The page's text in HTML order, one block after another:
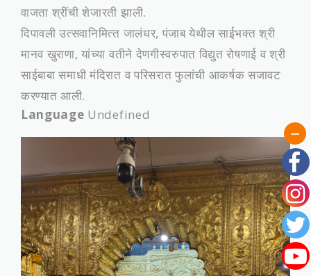
वाजता श्रींची शेजारती झाली.
दिपावली उत्‍सवानिमित्‍त जालंधर, पंजाब येथील साईभक्‍त श्री
मानव खुराणा, यांच्‍या वतीने देणगीस्‍वरुपात विद्युत रोषणाई व श्री
साईबाबा समाधी मंदिरात व परिसरात फुलांची आकर्षक सजावट
करण्‍यात आली.
Language Undefined